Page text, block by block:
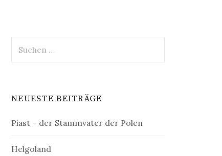
nach:
NEUESTE BEITRÄGE
Piast – der Stammvater der Polen
Helgoland